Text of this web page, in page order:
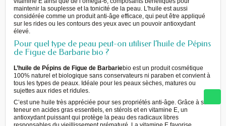
maintenir la souplesse et la tonicité de la peau. L'huile est aussi
considérée comme un produit anti-âge efficace, qui peut être appliqué
sur les rides ou les contours des yeux avec un pouvoir antioxydant
élevé.
Pour quel type de peau peut-on utiliser l’huile de Pépins
de Figue de Barbarie bio ?
L’huile de Pépins de Figue de Barbariebio est un produit cosmétique
100% naturel et biologique sans conservateurs ni paraben et convient à
tous les types de peaux. Idéale pour les peaux sèches, matures ou
sujettes aux rides et ridules.
C’est une huile très appréciée pour ses propriétés anti-âge. Grâce à sa
teneur en acides gras essentiels, en stérols et en vitamine E, un
antioxydant puissant qui protège la peau des radicaux libres